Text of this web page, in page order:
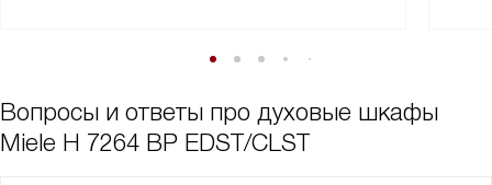
Вопросы и ответы про духовые шкафы
Miele H 7264 BP EDST/CLST